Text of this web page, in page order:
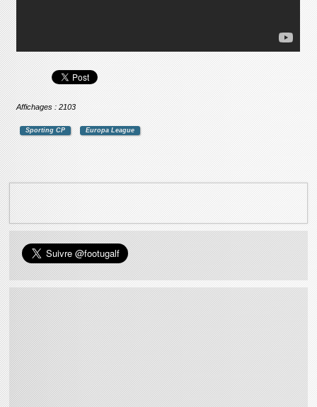
Affichages : 2103
Sporting CP Europa League